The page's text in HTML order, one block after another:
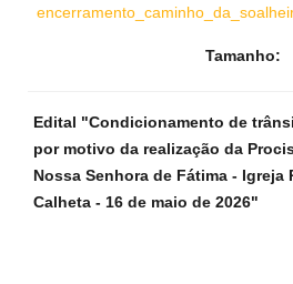
Tamanho:
Edital "Condicionamento de
por motivo da realização da
Nossa Senhora de Fátima -
Calheta - 16 de maio de 2026"